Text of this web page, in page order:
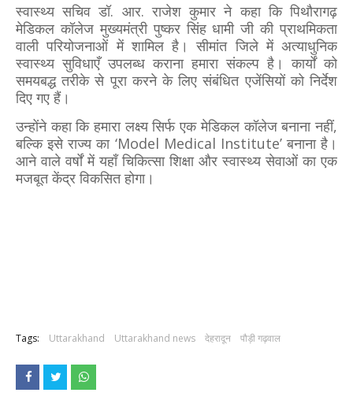
स्वास्थ्य सचिव डॉ. आर. राजेश कुमार ने कहा कि पिथौरागढ़
मेडिकल कॉलेज मुख्यमंत्री पुष्कर सिंह धामी जी की प्राथमिकता
वाली परियोजनाओं में शामिल है। सीमांत जिले में अत्याधुनिक
स्वास्थ्य सुविधाएँ उपलब्ध कराना हमारा संकल्प है। कार्यों को
समयबद्ध तरीके से पूरा करने के लिए संबंधित एजेंसियों को निर्देश
दिए गए हैं।
उन्होंने कहा कि हमारा लक्ष्य सिर्फ एक मेडिकल कॉलेज बनाना नहीं,
बल्कि इसे राज्य का ‘Model Medical Institute’ बनाना है।
आने वाले वर्षों में यहाँ चिकित्सा शिक्षा और स्वास्थ्य सेवाओं का एक
मजबूत केंद्र विकसित होगा।
Tags: Uttarakhand Uttarakhand news देहरादून पौड़ी गढ़वाल